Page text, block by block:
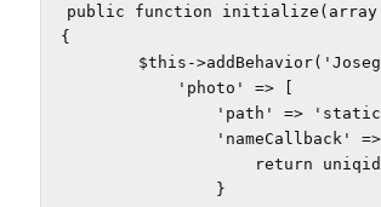
public function initialize(array
{